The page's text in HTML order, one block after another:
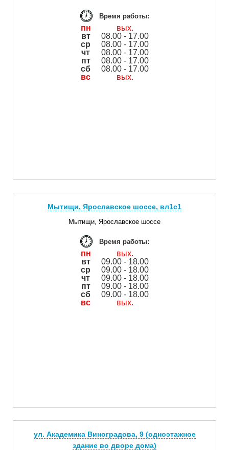
Время работы:
пн
вых.
вт
08.00 - 17.00
ср
08.00 - 17.00
чт
08.00 - 17.00
пт
08.00 - 17.00
сб
08.00 - 17.00
вс
вых.
Мытищи, Ярославское шоссе, вл1с1
Мытищи, Ярославское шоссе
Время работы:
пн
вых.
вт
09.00 - 18.00
ср
09.00 - 18.00
чт
09.00 - 18.00
пт
09.00 - 18.00
сб
09.00 - 18.00
вс
вых.
ул. Академика Виноградова, 9 (одноэтажное
здание во дворе дома)